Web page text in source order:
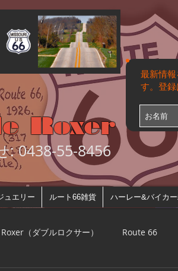
: 0438-55-8456
Roxer
最新情
す。登録
ュエリー ルート66雑貨 ハーレー&バイカ
（ダブルロクサー） Route 66